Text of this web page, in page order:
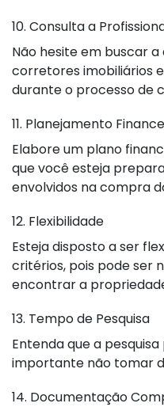
10. Consulta a
Não hesite em buscar
corretores imobiliários
durante o processo de
11. Planejamento
Elabore um plano
que você esteja
envolvidos na compra
12. Flexibilidade
Esteja disposto a ser
critérios, pois pode ser
encontrar a
13. Tempo de Pesquisa
Entenda que a
importante não tomar
14. Documentação